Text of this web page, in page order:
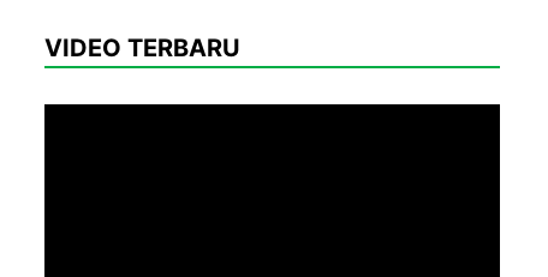
VIDEO TERBARU